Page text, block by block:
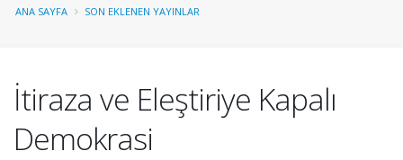
ANA SAYFA SON EKLENEN YAYINLAR
İtiraza ve Eleştiriye Kapalı
Demokrasi